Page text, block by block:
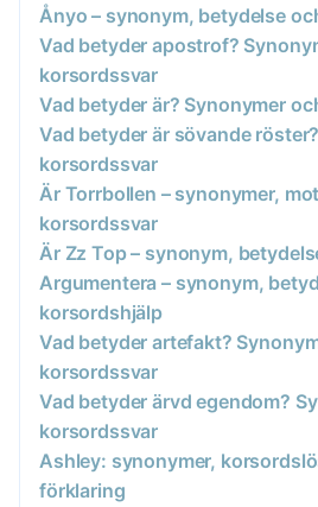
Ånyo – synonym, betydelse
Vad betyder apostrof?
korsordssvar
Vad betyder är? Synonymer
Vad betyder är sövande
korsordssvar
Är Torrbollen – synonymer,
korsordssvar
Är Zz Top – synonym,
Argumentera – synonym,
korsordshjälp
Vad betyder artefakt?
korsordssvar
Vad betyder ärvd egendom?
korsordssvar
Ashley: synonymer,
förklaring